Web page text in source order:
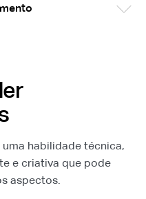
habilidade técnica,
e criativa que pode
aspectos.